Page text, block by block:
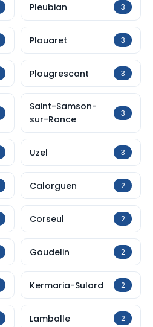
Pleubian 3
Plouaret 3
Plougrescant 3
Saint-Samson-
sur-Rance
3
Uzel 3
Calorguen 2
Corseul 2
Goudelin 2
Kermaria-Sulard 2
Lamballe 2